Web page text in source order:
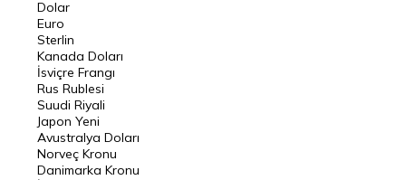
Pound Kuru
Frank Kuru
Riyal Kuru
Avustralya Doları
Danimarka Kronu Kuru
Kanada Doları Kuru
Dolar
Euro
Sterlin
Kanada Doları
İsviçre Frangı
Rus Rublesi
Suudi Riyali
Japon Yeni
Avustralya Doları
Norveç Kronu
Danimarka Kronu